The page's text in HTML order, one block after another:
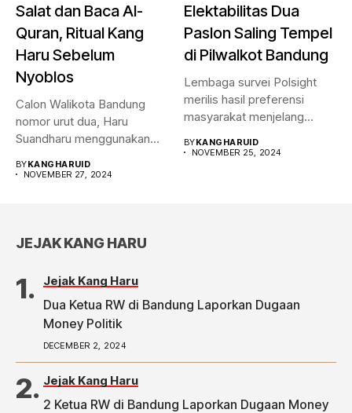
Salat dan Baca Al-
Quran, Ritual Kang
Haru Sebelum
Nyoblos
Calon Walikota Bandung
nomor urut dua, Haru
Suandharu menggunakan
BYKANGHARUID
NOVEMBER 27, 2024
Elektabilitas Dua
Paslon Saling Tempel
di Pilwalkot Bandung
Lembaga survei Polsight
merilis hasil preferensi
masyarakat menjelang
Hasilnya,...
BYKANGHARUID
NOVEMBER 25, 2024
JEJAK KANG HARU
Jejak Kang Haru
Dua Ketua RW di Bandung Laporkan Dugaan
Money Politik
DECEMBER 2, 2024
Jejak Kang Haru
2 Ketua RW di Bandung Laporkan Dugaan Money